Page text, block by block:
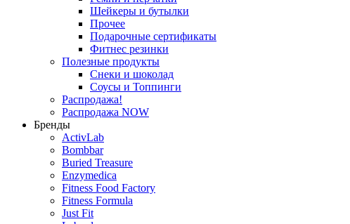
Шейкеры и бутылки
Прочее
Подарочные сертификаты
Фитнес резинки
Полезные продукты
Снеки и шоколад
Соусы и Топпинги
Распродажа!
Распродажа NOW
Бренды
ActivLab
Bombbar
Buried Treasure
Enzymedica
Fitness Food Factory
Fitness Formula
Just Fit